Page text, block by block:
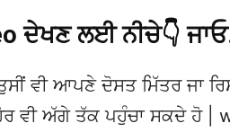
ਦੇਖਣ ਲਈ ਨੀਚੇ👇
ਵੀ ਆਪਣੇ ਦੋਸਤ ਮਿੱਤਰ ਜਾ
ਵੀ ਅੱਗੇ ਤੱਕ ਪਹੁੰਚਾ ਸਕਦੇ ਹੋ |